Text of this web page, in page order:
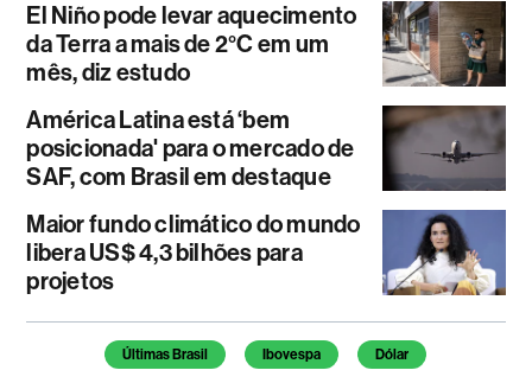
El Niño pode levar aquecimento
da Terra a mais de 2°C em um
mês, diz estudo
América Latina está ‘bem
posicionada' para o mercado de
SAF, com Brasil em destaque
Maior fundo climático do mundo
libera US$ 4,3 bilhões para
projetos
Temas deste artigo
Últimas Brasil Ibovespa Dólar